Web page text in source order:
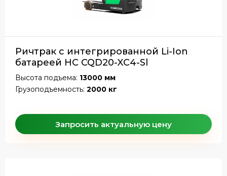
Ричтрак с интегрированной Li-Ion
батареей HC CQD20-XC4-Sl
Высота подъема: 13000 мм
Грузоподъемность: 2000 кг
Запросить актуальную цену